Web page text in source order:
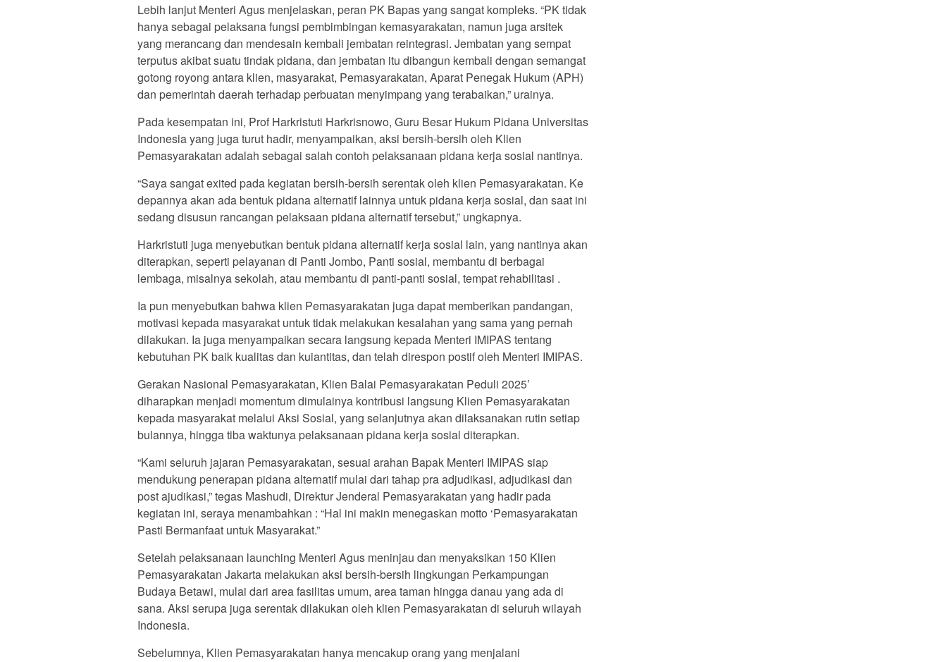
Lebih lanjut Menteri Agus menjelaskan, peran PK Bapas yang sangat kompleks. “PK tidak
hanya sebagai pelaksana fungsi pembimbingan kemasyarakatan, namun juga arsitek
yang merancang dan mendesain kembali jembatan reintegrasi. Jembatan yang sempat
terputus akibat suatu tindak pidana, dan jembatan itu dibangun kembali dengan semangat
gotong royong antara klien, masyarakat, Pemasyarakatan, Aparat Penegak Hukum (APH)
dan pemerintah daerah terhadap perbuatan menyimpang yang terabaikan,” urainya.
Pada kesempatan ini, Prof Harkristuti Harkrisnowo, Guru Besar Hukum Pidana Universitas
Indonesia yang juga turut hadir, menyampaikan, aksi bersih-bersih oleh Klien
Pemasyarakatan adalah sebagai salah contoh pelaksanaan pidana kerja sosial nantinya.
“Saya sangat exited pada kegiatan bersih-bersih serentak oleh klien Pemasyarakatan. Ke
depannya akan ada bentuk pidana alternatif lainnya untuk pidana kerja sosial, dan saat ini
sedang disusun rancangan pelaksaan pidana alternatif tersebut,” ungkapnya.
Harkristuti juga menyebutkan bentuk pidana alternatif kerja sosial lain, yang nantinya akan
diterapkan, seperti pelayanan di Panti Jombo, Panti sosial, membantu di berbagai
lembaga, misalnya sekolah, atau membantu di panti-panti sosial, tempat rehabilitasi .
Ia pun menyebutkan bahwa klien Pemasyarakatan juga dapat memberikan pandangan,
motivasi kepada masyarakat untuk tidak melakukan kesalahan yang sama yang pernah
dilakukan. Ia juga menyampaikan secara langsung kepada Menteri IMIPAS tentang
kebutuhan PK baik kualitas dan kuiantitas, dan telah direspon postif oleh Menteri IMIPAS.
Gerakan Nasional Pemasyarakatan, Klien Balai Pemasyarakatan Peduli 2025’
diharapkan menjadi momentum dimulainya kontribusi langsung Klien Pemasyarakatan
kepada masyarakat melalui Aksi Sosial, yang selanjutnya akan dilaksanakan rutin setiap
bulannya, hingga tiba waktunya pelaksanaan pidana kerja sosial diterapkan.
“Kami seluruh jajaran Pemasyarakatan, sesuai arahan Bapak Menteri IMIPAS siap
mendukung penerapan pidana alternatif mulai dari tahap pra adjudikasi, adjudikasi dan
post ajudikasi,” tegas Mashudi, Direktur Jenderal Pemasyarakatan yang hadir pada
kegiatan ini, seraya menambahkan : “Hal ini makin menegaskan motto ‘Pemasyarakatan
Pasti Bermanfaat untuk Masyarakat.”
Setelah pelaksanaan launching Menteri Agus meninjau dan menyaksikan 150 Klien
Pemasyarakatan Jakarta melakukan aksi bersih-bersih lingkungan Perkampungan
Budaya Betawi, mulai dari area fasilitas umum, area taman hingga danau yang ada di
sana. Aksi serupa juga serentak dilakukan oleh klien Pemasyarakatan di seluruh wilayah
Indonesia.
Sebelumnya, Klien Pemasyarakatan hanya mencakup orang yang menjalani